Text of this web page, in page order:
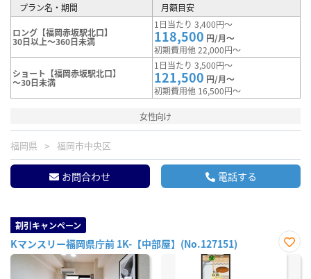
プラン名・期間 月額目安
ロング【福岡赤坂駅北口】
30日以上～360日未満
1日当たり 3,400円～
118,500 円/月～
初期費用他 22,000円～
ショート【福岡赤坂駅北口】
～30日未満
1日当たり 3,500円～
121,500 円/月～
初期費用他 16,500円～
女性向け
福岡県 福岡市中央区
お問合わせ 電話する
割引キャンペーン
Kマンスリー福岡県庁前 1K-【中部屋】(No.127151)
お気